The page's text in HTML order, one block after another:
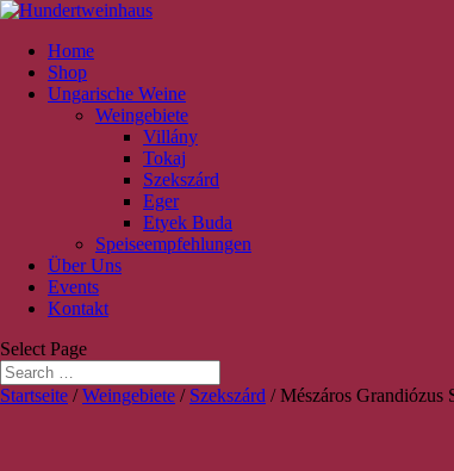
Home
Shop
Ungarische Weine
Weingebiete
Villány
Tokaj
Szekszárd
Eger
Etyek Buda
Speiseempfehlungen
Über Uns
Events
Kontakt
Select Page
Startseite /Weingebiete / Szekszárd / Mészáros Grandiózus